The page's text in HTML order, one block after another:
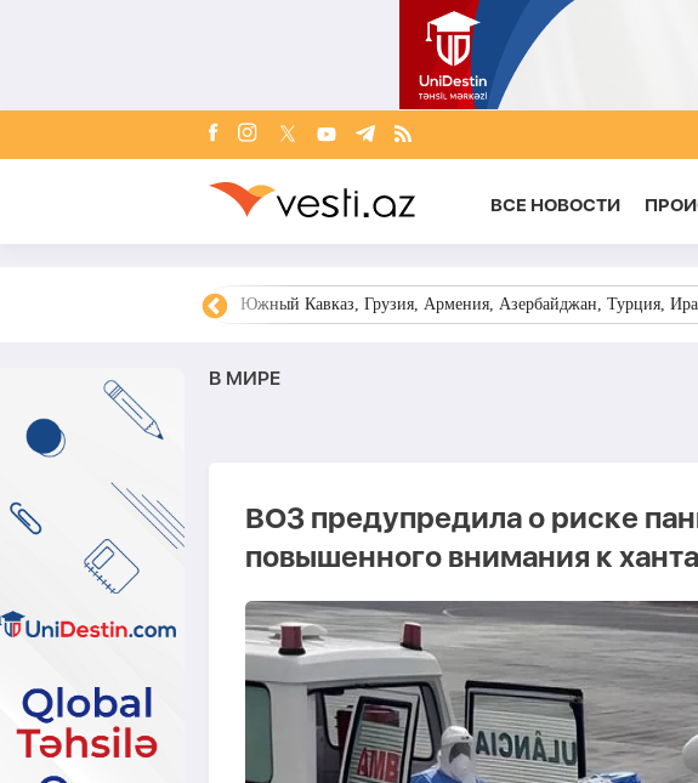
ВСЕ НОВОСТИ
Южный Кавказ, Грузия, Армения, Азербайджан, Турция,
В МИРЕ
ВОЗ предупредила о риске
повышенного внимания к